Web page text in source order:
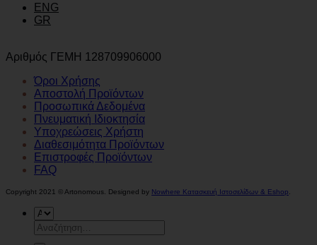
ENG
GR
Αριθμός ΓΕΜΗ 128709906000
Όροι Χρήσης
Αποστολή Προϊόντων
Προσωπικά Δεδομένα
Πνευματική Ιδιοκτησία
Υποχρεώσεις Χρήστη
Διαθεσιμότητα Προϊόντων
Επιστροφές Προϊόντων
FAQ
Copyright 2021 © Artonomous . Designed by Nowhere Κατασκευή Ιστοσελίδων & Eshop
Αναζήτηση
για: